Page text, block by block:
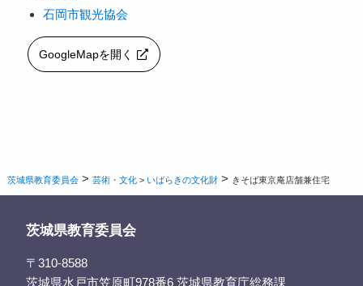
石岡市観光協会
GoogleMapを開く
茨城県教育委員会 >芸術・文化 > いばらきの文化財 > きそば東京庵店舗兼住宅
茨城県教育委員会
〒310-8588
茨城県水戸市笠原町978番6 茨城県教育庁総務課